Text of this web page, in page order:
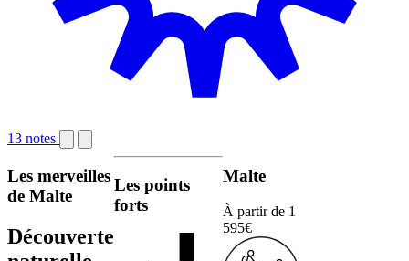
13 notes
Les merveilles
de Malte
Découverte
Les points
forts
Malte
À partir de 1
595€